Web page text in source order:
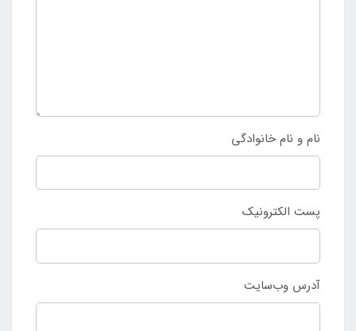
نام و نام خانوادگی
پست الکترونیک
آدرس وب‌سایت